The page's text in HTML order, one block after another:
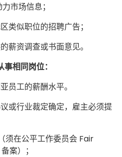
市场信息；
类似职位的招聘广告；
薪资调查或书面意见。
相同岗位：
员工的薪酬水平。
或行业裁定确定，雇主必须提
须在公平工作委员会 Fair
案）；